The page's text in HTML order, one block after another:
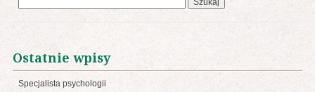
Ostatnie wpisy
Specjalista psychologii